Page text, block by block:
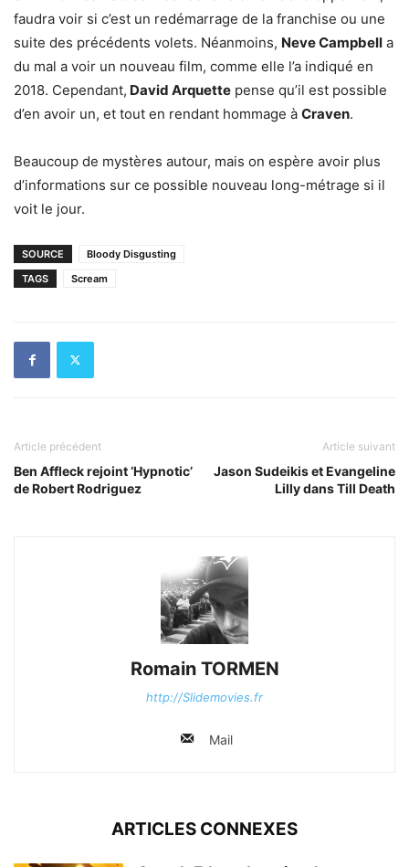
faudra voir si c’est un redémarrage de la franchise ou une
suite des précédents volets. Néanmoins, Neve Campbell a
du mal a voir un nouveau film, comme elle l’a indiqué en
2018. Cependant, David Arquette pense qu’il est possible
d’en avoir un, et tout en rendant hommage à Craven.
Beaucoup de mystères autour, mais on espère avoir plus
d’informations sur ce possible nouveau long-métrage si il
voit le jour.
SOURCE
Bloody Disgusting
TAGS
Scream
Article précédent
Ben Affleck rejoint ‘Hypnotic’
de Robert Rodriguez
Article suivant
Jason Sudeikis et Evangeline
Lilly dans Till Death
Romain TORMEN
http://Slidemovies.fr
Mail
ARTICLES CONNEXES